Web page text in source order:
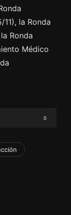
la Ronda
Ronda
Médico
0